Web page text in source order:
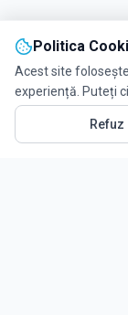
Politica
Acest site
experiență. Puteți
Refuz